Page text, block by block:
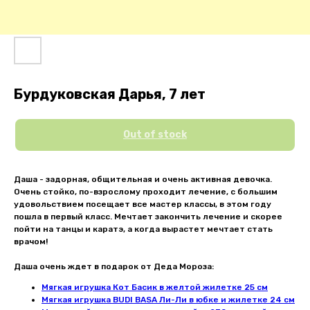
Бурдуковская Дарья, 7 лет
Out of stock
Даша - задорная, общительная и очень активная девочка.
Очень стойко, по-взрослому проходит лечение, с большим
удовольствием посещает все мастер классы, в этом году
пошла в первый класс. Мечтает закончить лечение и скорее
пойти на танцы и каратэ, а когда вырастет мечтает стать
врачом!
Даша очень ждет в подарок от Деда Мороза:
Мягкая игрушка Кот Басик в желтой жилетке 25 см
Мягкая игрушка BUDI BASA Ли-Ли в юбке и жилетке 24 см